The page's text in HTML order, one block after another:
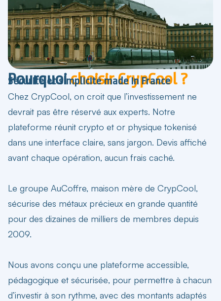
Pourquoichoisir CrypCool ?
Sécurité et simplicité made in France
Chez CrypCool, on croit que l’investissement ne
devrait pas être réservé aux experts. Notre
plateforme réunit crypto et or physique tokenisé
dans une interface claire, sans jargon. Devis affiché
avant chaque opération, aucun frais caché.
Le groupe AuCoffre, maison mère de CrypCool,
sécurise des métaux précieux en grande quantité
pour des dizaines de milliers de membres depuis
2009.
Nous avons conçu une plateforme accessible,
pédagogique et sécurisée, pour permettre à chacun
d’investir à son rythme, avec des montants adaptés